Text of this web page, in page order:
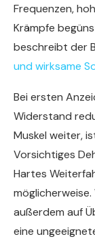
Frequenzen,
Krämpfe
beschreibt der
und wirksame
Bei ersten
Widerstand
Muskel weiter,
Vorsichtiges
Hartes
außerdem auf
eine